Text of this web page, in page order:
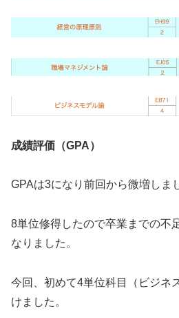
成績評価（GPA）
GPAは3になり前回から微増しま
8単位修得したので卒業までの不
なりました。
今回、初めて4単位科目（ビジネ
けました。